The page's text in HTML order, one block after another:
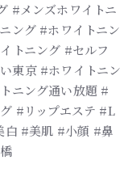
#メンズホワイトニ
ング #ホワイトニン
トニング #セルフ
東京 #ホワイトニン
ニング通い放題 #
#リップエステ #L
白 #美肌 #小顔 #鼻